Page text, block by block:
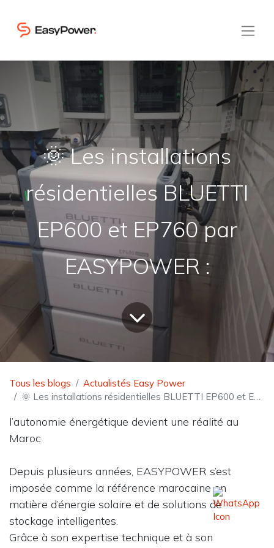
🌞 Les installations
résidentielles BLUETTI
EP600 et EP760 par
EASYPOWER :
Tous les blogs
Actualistés Easy Power
🌞 Les installations résidentielles BLUETTI EP600 et EP760 par EASYPOWER :
l’autonomie énergétique devient une réalité au
Maroc
Depuis plusieurs années, EASYPOWER s’est
imposée comme la référence marocaine en
matière d’énergie solaire et de solutions de
stockage intelligentes.
Grâce à son expertise technique et à son